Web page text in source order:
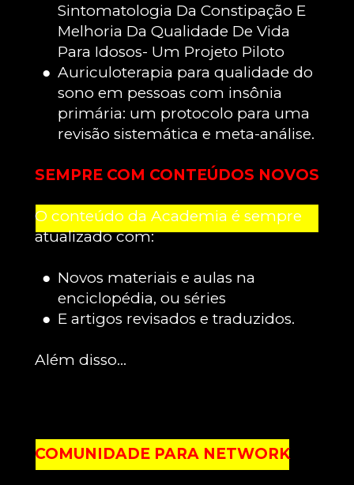
Sintomatologia Da Constipação E
Melhoria Da Qualidade De Vida
Para Idosos- Um Projeto Piloto
Auriculoterapia para qualidade do
sono em pessoas com insônia
primária: um protocolo para uma
revisão sistemática e meta-análise.
SEMPRE COM CONTEÚDOS NOVOS
O conteúdo da Academia é sempre
atualizado com:
Novos materiais e aulas na
enciclopédia, ou séries
E artigos revisados e traduzidos.
Além disso…
COMUNIDADE PARA NETWORK